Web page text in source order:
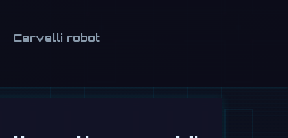
Cervelli robot